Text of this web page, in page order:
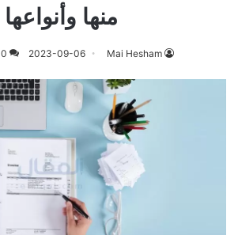
منها وأنواعها
Mai Hesham
2023-09-06
0